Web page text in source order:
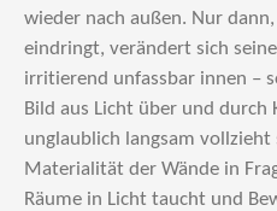
wieder nach außen. Nur
eindringt, verändert sich
irritierend unfassbar innen –
Bild aus Licht über und durch
unglaublich langsam vollzieht
Materialität der Wände in
Räume in Licht taucht und